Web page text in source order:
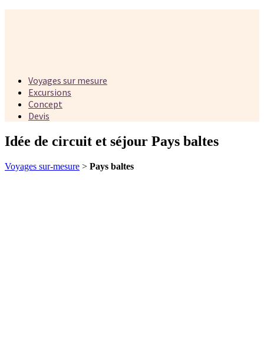
Voyages sur mesure
Excursions
Concept
Devis
Idée de circuit et séjour Pays baltes
Voyages sur-mesure > Pays baltes